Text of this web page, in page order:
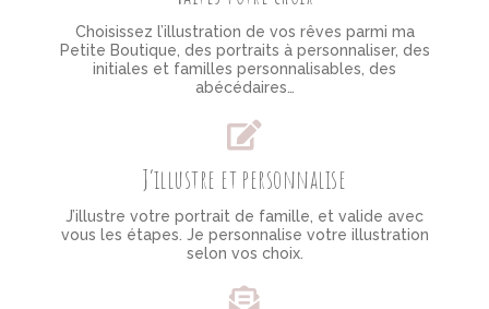
Choisissez l’illustration de vos rêves parmi ma
Petite Boutique, des portraits à personnaliser, des
initiales et familles personnalisables, des
abécédaires…
J’illustre et personnalise
J’illustre votre portrait de famille, et valide avec
vous les étapes. Je personnalise votre illustration
selon vos choix.